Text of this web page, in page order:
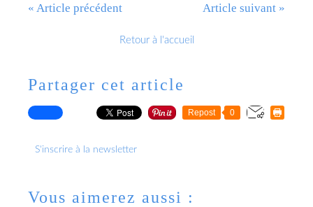
« Article précédent Article suivant »
Retour à l'accueil
Partager cet article
Repost 0
S'inscrire à la newsletter
Vous aimerez aussi :